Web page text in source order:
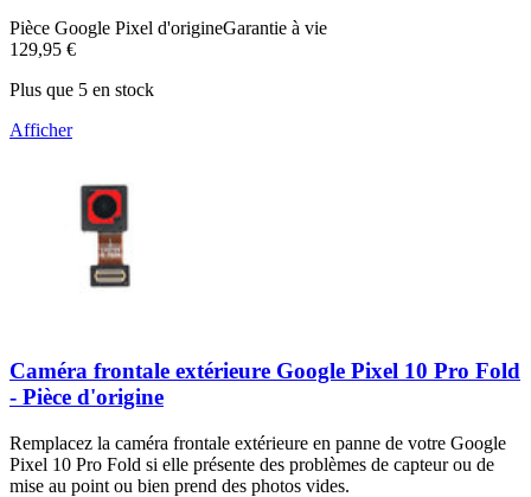
Pièce Google Pixel d'origineGarantie à vie
129,95 €
Plus que 5 en stock
Afficher
Caméra frontale extérieure Google Pixel 10 Pro Fold
- Pièce d'origine
Remplacez la caméra frontale extérieure en panne de votre Google
Pixel 10 Pro Fold si elle présente des problèmes de capteur ou de
mise au point ou bien prend des photos vides.